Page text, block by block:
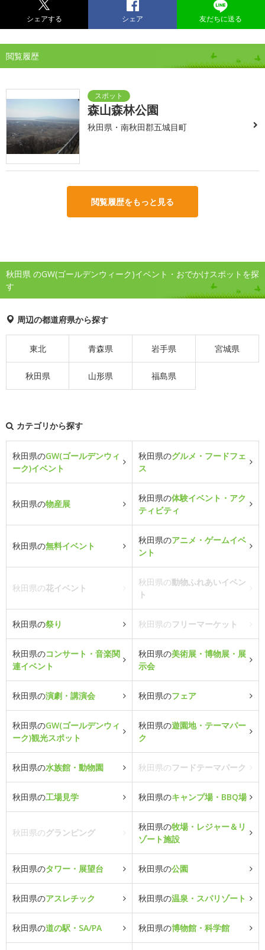
シェアする シェア 友だちに送る
閲覧履歴
森山森林公園
秋田県・南秋田郡五城目町
閲覧履歴をもっと見る
秋田県 のGW(ゴールデンウィーク)イベント・おでかけスポットを探
す
周辺の都道府県から探す
東北 青森県 岩手県 宮城県
秋田県 山形県 福島県
カテゴリから探す
秋田県のGW(ゴールデンウィ
ーク)イベント
秋田県のグルメ・フードフェ
ス
秋田県の物産展
秋田県の体験イベント・アク
ティビティ
秋田県の無料イベント
秋田県のアニメ・ゲームイベ
ント
秋田県の花イベント
秋田県の動物ふれあいイベン
ト
秋田県の祭り 秋田県のフリーマーケット
秋田県のコンサート・音楽関
連イベント
秋田県の美術展・博物展・展
示会
秋田県の演劇・講演会 秋田県のフェア
秋田県のGW(ゴールデンウィ
ーク)観光スポット
秋田県の遊園地・テーマパー
ク
秋田県の水族館・動物園 秋田県のフードテーマパーク
秋田県の工場見学 秋田県のキャンプ場・BBQ場
秋田県のグランピング
秋田県の牧場・レジャー＆リ
ゾート施設
秋田県のタワー・展望台 秋田県の公園
秋田県のアスレチック 秋田県の温泉・スパリゾート
秋田県の道の駅・SA/PA 秋田県の博物館・科学館